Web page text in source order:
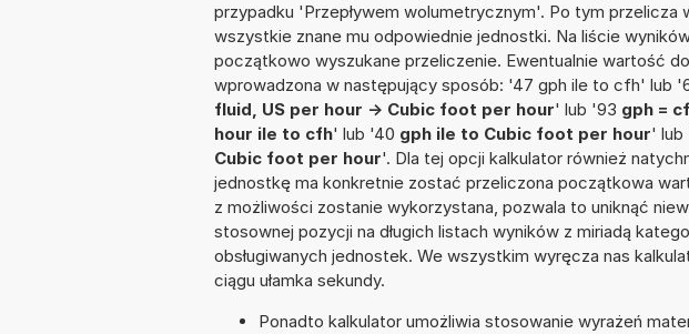
przypadku 'Przepływem wolumetrycznym'. Po tym przelicza
wszystkie znane mu odpowiednie jednostki. Na liście
początkowo wyszukane przeliczenie. Ewentualnie wartość
wprowadzona w następujący sposób: '47 gph ile to cfh' lub
fluid, US per hour -> Cubic foot per hour' lub '93 gph =
hour ile to cfh' lub '40 gph ile to Cubic foot per hour' lub
Cubic foot per hour'. Dla tej opcji kalkulator również
jednostkę ma konkretnie zostać przeliczona początkowa
z możliwości zostanie wykorzystana, pozwala to uniknąć
stosownej pozycji na długich listach wyników z miriadą
obsługiwanych jednostek. We wszystkim wyręcza nas
ciągu ułamka sekundy.
Ponadto kalkulator umożliwia stosowanie wyrażeń